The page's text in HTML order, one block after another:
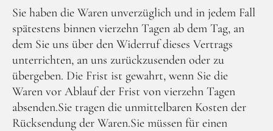
Sie haben die Waren unverzüglich und in jedem Fall
spätestens binnen vierzehn Tagen ab dem Tag, an
dem Sie uns über den Widerruf dieses Vertrags
unterrichten, an uns zurückzusenden oder zu
übergeben. Die Frist ist gewahrt, wenn Sie die
Waren vor Ablauf der Frist von vierzehn Tagen
absenden.Sie tragen die unmittelbaren Kosten der
Rücksendung der Waren.Sie müssen für einen